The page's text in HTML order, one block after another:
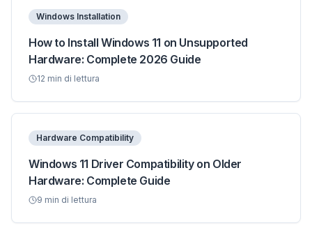
Windows Installation
How to Install Windows 11 on Unsupported
Hardware: Complete 2026 Guide
12 min di lettura
Hardware Compatibility
Windows 11 Driver Compatibility on Older
Hardware: Complete Guide
9 min di lettura